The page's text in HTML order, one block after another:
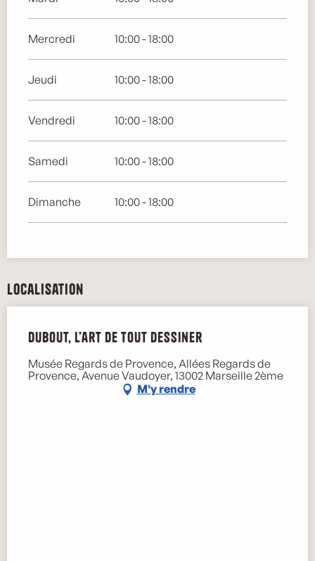
Mercredi 10:00 - 18:00
Jeudi 10:00 - 18:00
Vendredi 10:00 - 18:00
Samedi 10:00 - 18:00
Dimanche 10:00 - 18:00
Localisation
Dubout, l’art de tout dessiner
Musée Regards de Provence, Allées Regards de
Provence, Avenue Vaudoyer, 13002 Marseille 2ème
M'y rendre